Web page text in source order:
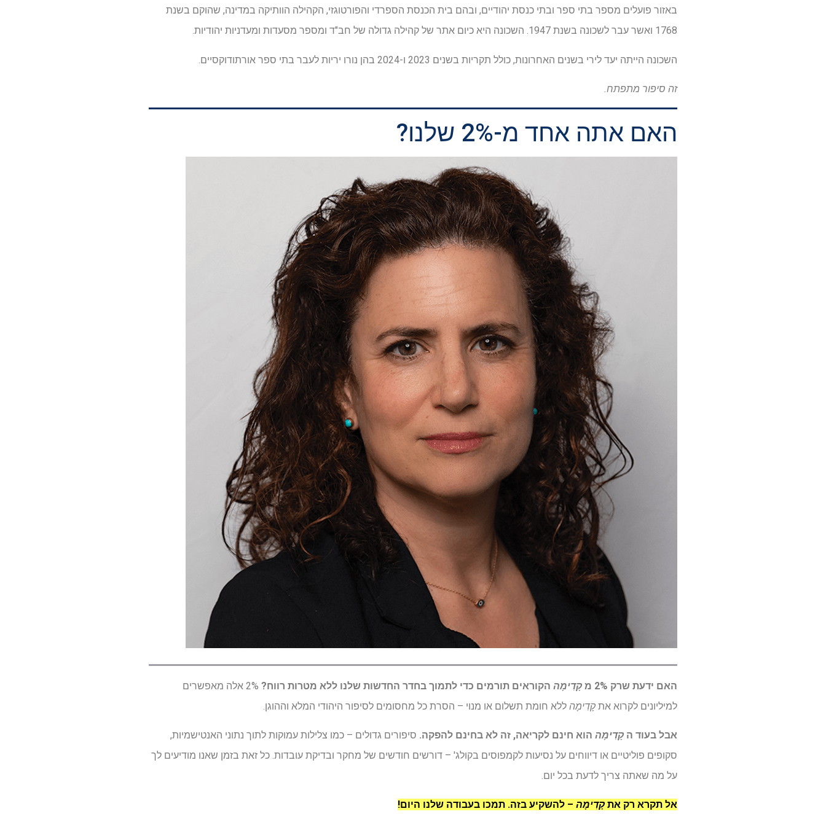
באזור פועלים מספר בתי ספר ובתי כנסת יהודיים, ובהם בית הכנסת הספרדי והפורטוגזי, הקהילה הוותיקה במדינה, שהוקם בשנת
1768 ואשר עבר לשכונה בשנת 1947. השכונה היא כיום אתר של קהילה גדולה של חב"ד ומספר מסעדות ומעדניות יהודיות.
השכונה הייתה יעד לירי בשנים האחרונות, כולל תקריות בשנים 2023 ו-2024 בהן נורו יריות לעבר בתי ספר אורתודוקסיים.
זה סיפור מתפתח.
האם אתה אחד מ-2% שלנו?
האם ידעת שרק 2% מ קָדִימָה הקוראים תורמים כדי לתמוך בחדר החדשות שלנו ללא מטרות רווח?
2% אלה מאפשרים
למיליונים לקרוא את קָדִימָה ללא חומת תשלום או מנוי – הסרת כל מחסומים לסיפור היהודי המלא וההוגן.
אבל בעוד ה קָדִימָה הוא חינם לקריאה, זה לא בחינם להפקה. סיפורים גדולים – כמו צלילות עמוקות לתוך נתוני האנטישמיות,
סקופים פוליטיים או דיווחים על נסיעות לקמפוסים בקולג' – דורשים חודשים של מחקר ובדיקת עובדות. כל זאת בזמן שאנו מודיעים לך
על מה שאתה צריך לדעת בכל יום.
אל תקרא רק את קָדִימָה – להשקיע בזה. תמכו בעבודה שלנו היום!